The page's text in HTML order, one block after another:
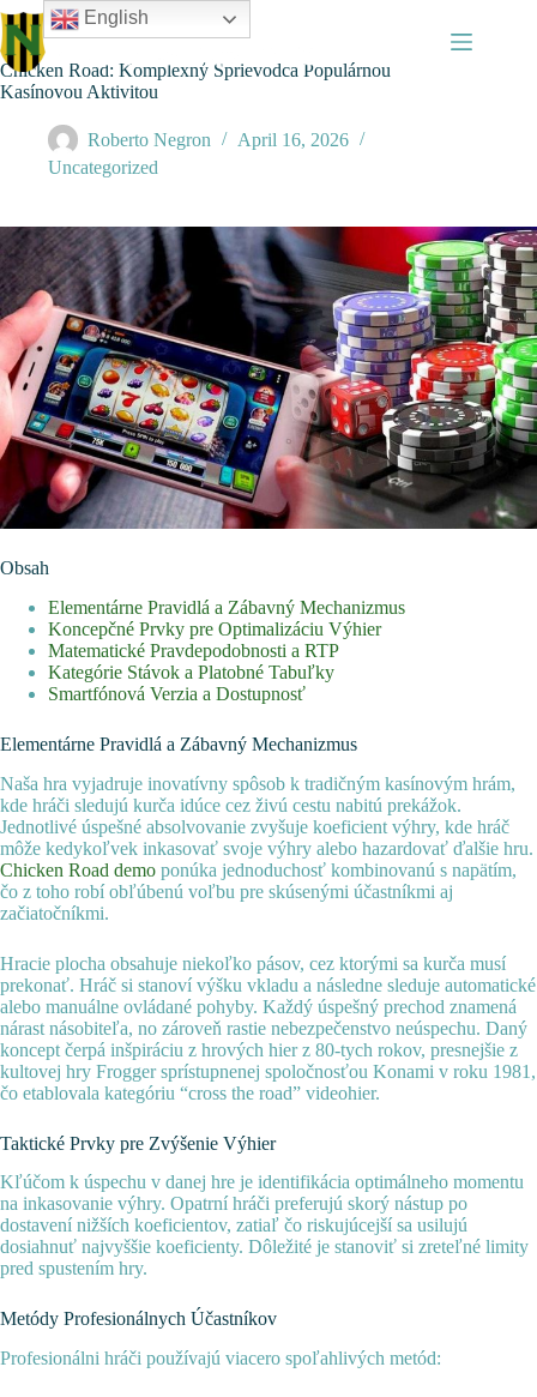
Skip
to
content
Chicken Road: Komplexný Sprievodca Populárnou
Kasínovou Aktivitou
Roberto Negron
April 16, 2026
Uncategorized
Obsah
Elementárne Pravidlá a Zábavný Mechanizmus
Koncepčné Prvky pre Optimalizáciu Výhier
Matematické Pravdepodobnosti a RTP
Kategórie Stávok a Platobné Tabuľky
Smartfónová Verzia a Dostupnosť
Elementárne Pravidlá a Zábavný Mechanizmus
Naša hra vyjadruje inovatívny spôsob k tradičným kasínovým hrám,
kde hráči sledujú kurča idúce cez živú cestu nabitú prekážok.
Jednotlivé úspešné absolvovanie zvyšuje koeficient výhry, kde hráč
môže kedykoľvek inkasovať svoje výhry alebo hazardovať ďalšie hru.
Chicken Road demo ponúka jednoduchosť kombinovanú s napätím,
čo z toho robí obľúbenú voľbu pre skúsenými účastníkmi aj
začiatočníkmi.
Hracie plocha obsahuje niekoľko pásov, cez ktorými sa kurča musí
prekonať. Hráč si stanoví výšku vkladu a následne sleduje automatické
alebo manuálne ovládané pohyby. Každý úspešný prechod znamená
nárast násobiteľa, no zároveň rastie nebezpečenstvo neúspechu. Daný
koncept čerpá inšpiráciu z hrových hier z 80-tych rokov, presnejšie z
kultovej hry Frogger sprístupnenej spoločnosťou Konami v roku 1981,
čo etablovala kategóriu “cross the road” videohier.
Taktické Prvky pre Zvýšenie Výhier
Kľúčom k úspechu v danej hre je identifikácia optimálneho momentu
na inkasovanie výhry. Opatrní hráči preferujú skorý nástup po
dostavení nižších koeficientov, zatiaľ čo riskujúcejší sa usilujú
dosiahnuť najvyššie koeficienty. Dôležité je stanoviť si zreteľné limity
pred spustením hry.
Metódy Profesionálnych Účastníkov
Profesionálni hráči používajú viacero spoľahlivých metód:
English